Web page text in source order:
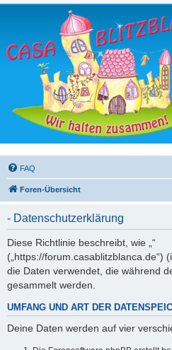
FAQ
Foren-Übersicht
- Datenschutzerklärung
Diese Richtlinie beschreibt, wie „“
(„https://forum.casablitzblanca.de“)
die Daten verwendet, die während
gesammelt werden.
UMFANG UND ART DER
Deine Daten werden auf vier